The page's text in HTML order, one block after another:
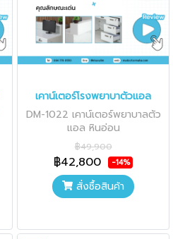
เคาน์เตอร์โรงพยาบาตัวแอล
DM-1022 เคาน์เตอร์พยาบาลตัว
แอล หินอ่อน
฿49,900
฿42,800 -14%
สั่งซื้อสินค้า